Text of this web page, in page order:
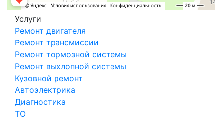
Услуги
Ремонт двигателя
Ремонт трансмиссии
Ремонт тормозной системы
Ремонт выхлопной системы
Кузовной ремонт
Автоэлектрика
Диагностика
ТО